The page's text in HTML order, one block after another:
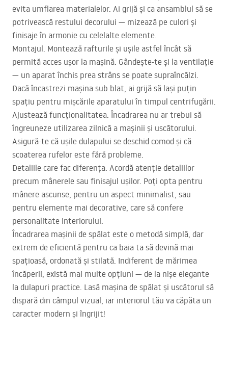
evita umflarea materialelor. Ai grijă și ca ansamblul să se
potrivească restului decorului — mizează pe culori și
finisaje în armonie cu celelalte elemente.
Montajul. Montează rafturile și ușile astfel încât să
permită acces ușor la mașină. Gândește-te și la ventilație
— un aparat închis prea strâns se poate supraîncălzi.
Dacă încastrezi mașina sub blat, ai grijă să lași puțin
spațiu pentru mișcările aparatului în timpul centrifugării.
Ajustează funcționalitatea. Încadrarea nu ar trebui să
îngreuneze utilizarea zilnică a mașinii și uscătorului.
Asigură-te că ușile dulapului se deschid comod și că
scoaterea rufelor este fără probleme.
Detaliile care fac diferența. Acordă atenție detaliilor
precum mânerele sau finisajul ușilor. Poți opta pentru
mânere ascunse, pentru un aspect minimalist, sau
pentru elemente mai decorative, care să confere
personalitate interiorului.
Încadrarea mașinii de spălat este o metodă simplă, dar
extrem de eficientă pentru ca baia ta să devină mai
spațioasă, ordonată și stilată. Indiferent de mărimea
încăperii, există mai multe opțiuni — de la nișe elegante
la dulapuri practice. Lasă mașina de spălat și uscătorul să
dispară din câmpul vizual, iar interiorul tău va căpăta un
caracter modern și îngrijit!